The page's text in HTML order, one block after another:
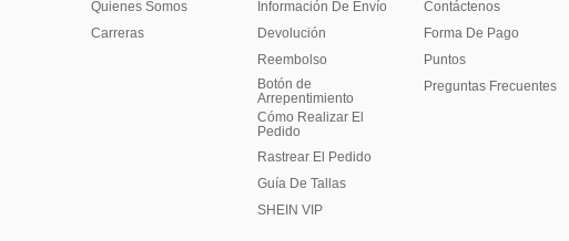
Quienes Somos
Carreras
Información De Envío
Devolución
Reembolso
Botón de
Arrepentimiento
Cómo Realizar El
Pedido
Rastrear El Pedido
Guía De Tallas
SHEIN VIP
Contáctenos
Forma De Pago
Puntos
Preguntas Frecuentes